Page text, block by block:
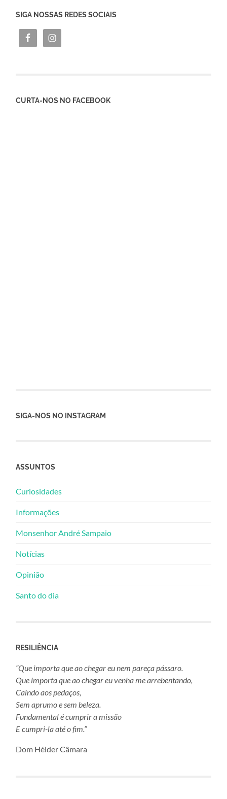
SIGA NOSSAS REDES SOCIAIS
CURTA-NOS NO FACEBOOK
SIGA-NOS NO INSTAGRAM
ASSUNTOS
Curiosidades
Informações
Monsenhor André Sampaio
Notícias
Opinião
Santo do dia
RESILIÊNCIA
“Que importa que ao chegar eu nem pareça pássaro.
Que importa que ao chegar eu venha me arrebentando,
Caindo aos pedaços,
Sem aprumo e sem beleza.
Fundamental é cumprir a missão
E cumpri-la até o fim.”
Dom Hélder Câmara